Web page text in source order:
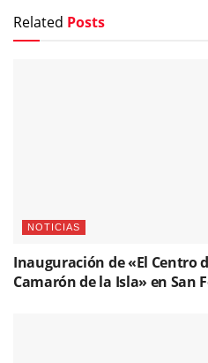
Related Posts
NOTICIAS
Inauguración de «El Centro
Camarón de la Isla» en San